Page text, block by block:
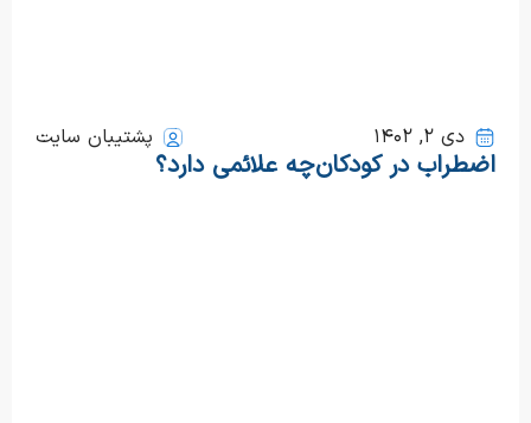
پشتیبان سایت دی ۲, ۱۴۰۲
اضطراب در کودکانچه علائمی دارد؟